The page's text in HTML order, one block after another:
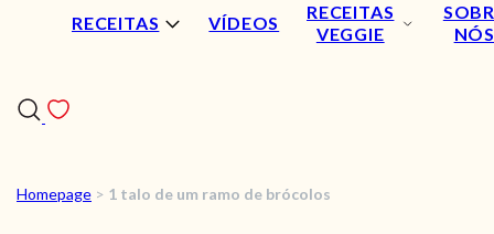
RECEITAS VÍDEOS
RECEITAS
VEGGIE
NÓS
RECEITAS
Homepage > 1 talo de um ramo de brócolos